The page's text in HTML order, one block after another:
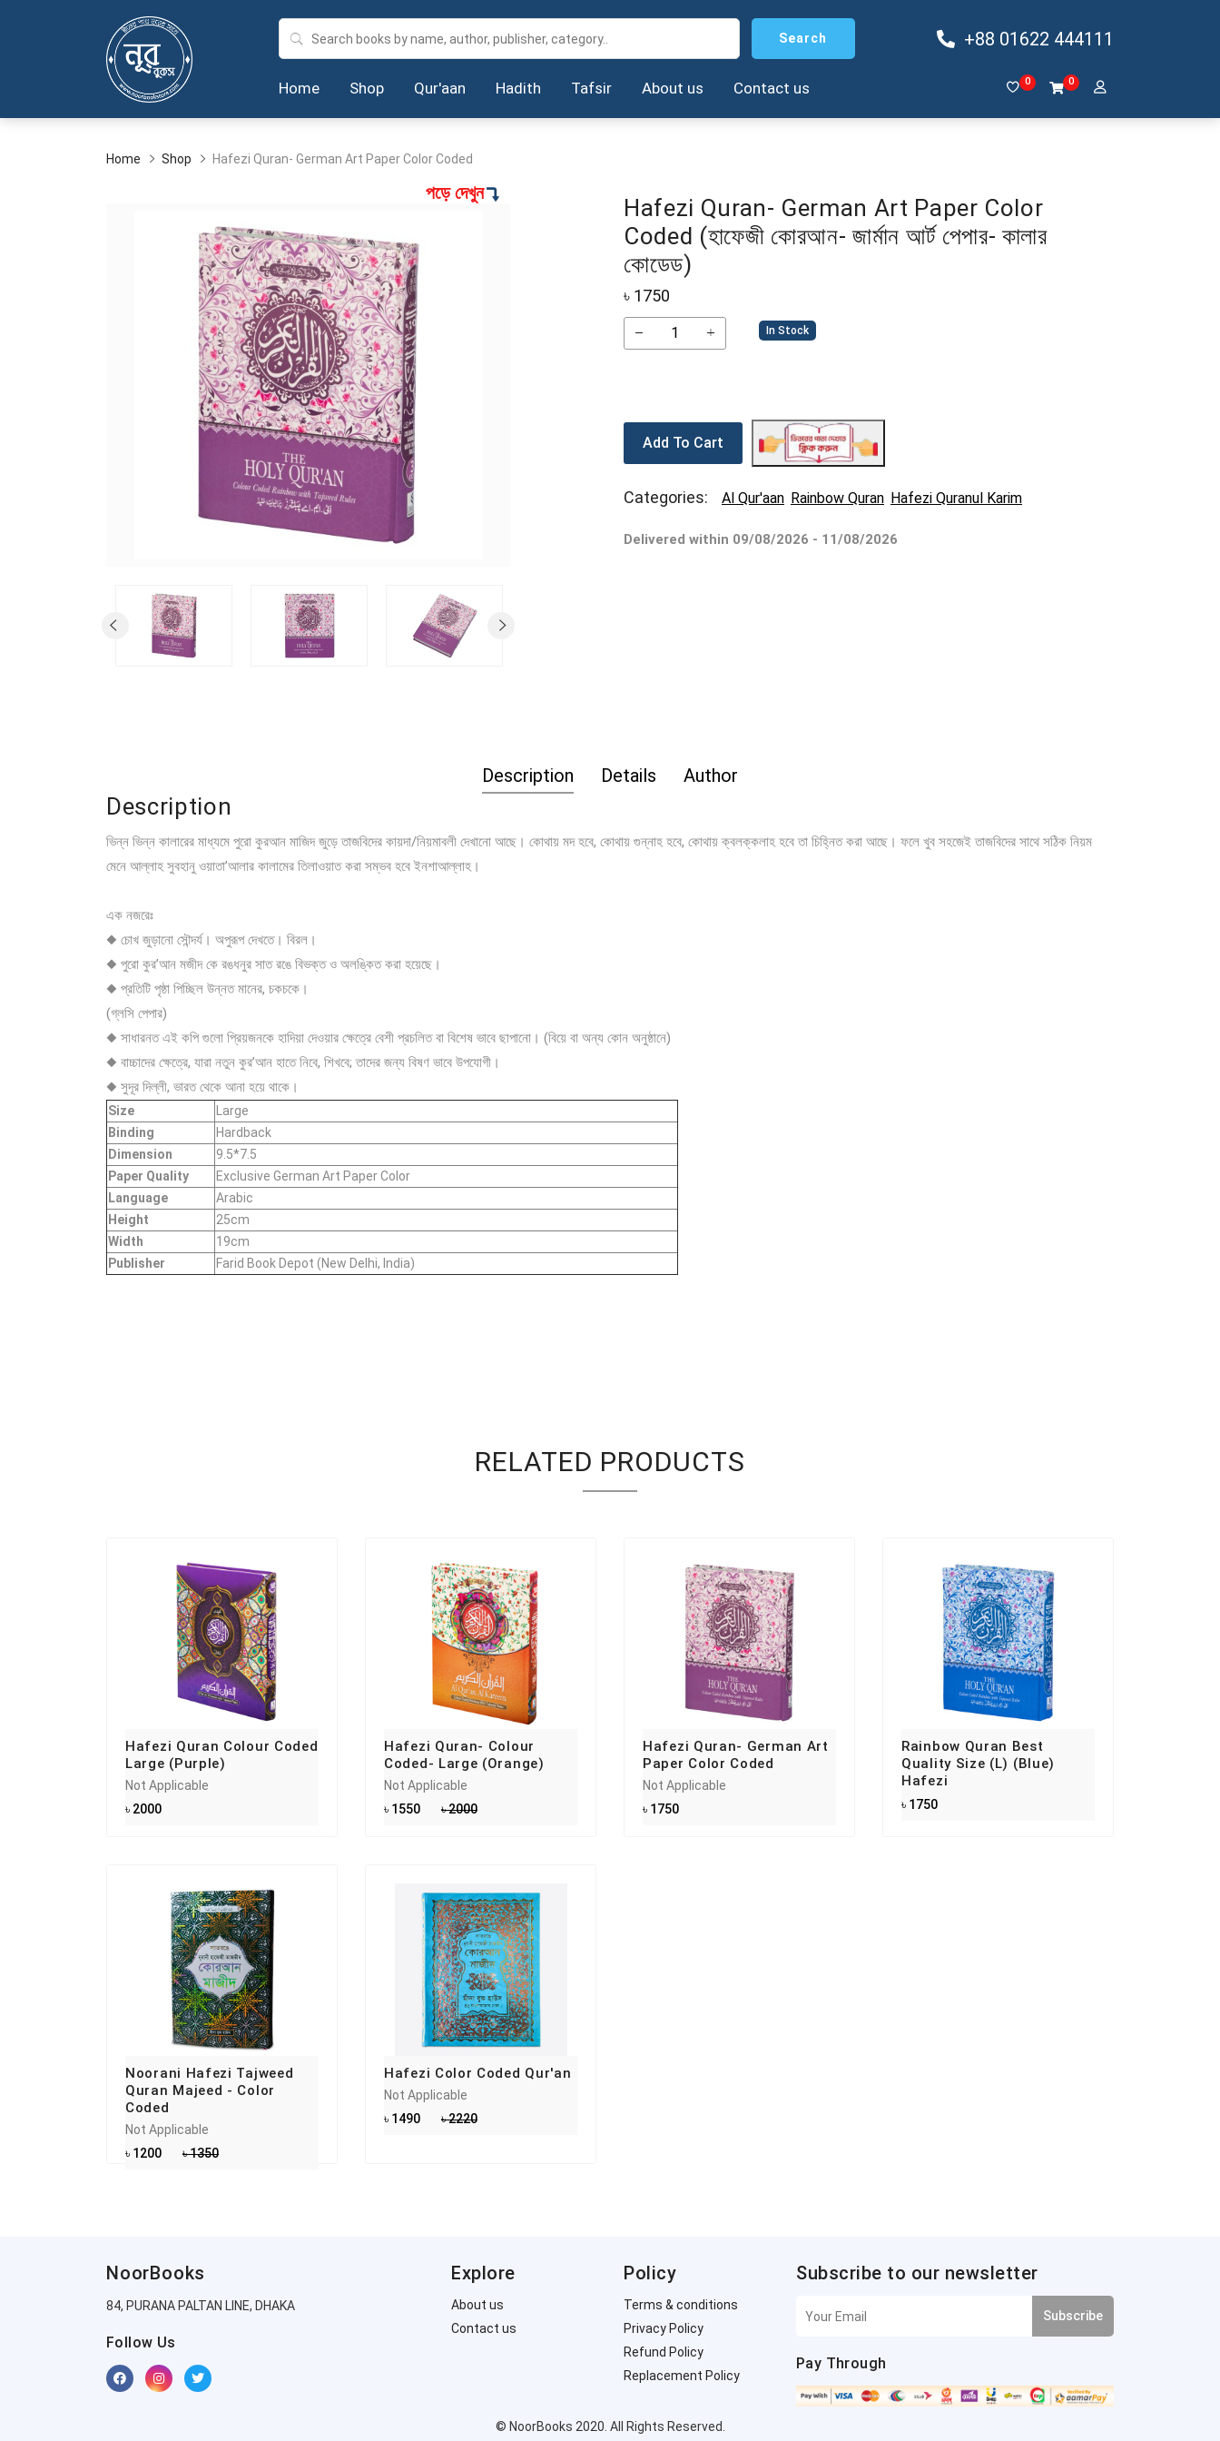
Search
Home Shop Qur'aan Hadith Tafsir About us Contact us
+88 01622 444111
0 0
Home Shop Hafezi Quran- German Art Paper Color Coded
পড়ে দেখুন
Hafezi Quran- German Art Paper Color
Coded (হাফেজী কোরআন- জার্মান আর্ট পেপার- কালার
কোডেড)
৳ 1750
In Stock
Add To Cart
Categories: Al Qur'aan Rainbow Quran Hafezi Quranul Karim
Delivered within 09/08/2026 - 11/08/2026
Description Details Author
Description
ভিন্ন ভিন্ন কালারের মাধ্যমে পুরো কুরআন মাজিদ জুড়ে তাজবিদের কায়দা/নিয়মাবলী দেখানো আছে। কোথায় মদ হবে, কোথায় গুন্নাহ হবে, কোথায় ক্বলক্কলাহ হবে তা চিহ্নিত করা আছে। ফলে খুব সহজেই তাজবিদের সাথে সঠিক নিয়ম
মেনে আল্লাহ সুবহানু ওয়াতা’আলার কালামের তিলাওয়াত করা সম্ভব হবে ইনশাআল্লাহ।
এক নজরেঃ
◆ চোখ জুড়ানো সৌন্দর্য। অপুরূপ দেখতে। বিরল।
◆ পুরো কুর’আন মজীদ কে রঙধনুর সাত রঙে বিভক্ত ও অলঙ্কিত করা হয়েছে।
◆ প্রতিটি পৃষ্ঠা পিচ্ছিল উন্নত মানের, চকচকে।
(গ্লসি পেপার)
◆ সাধারনত এই কপি গুলো প্রিয়জনকে হাদিয়া দেওয়ার ক্ষেত্রে বেশী প্রচলিত বা বিশেষ ভাবে ছাপানো। (বিয়ে বা অন্য কোন অনুষ্ঠানে)
◆ বাচ্চাদের ক্ষেত্রে, যারা নতুন কুর’আন হাতে নিবে, শিখবে; তাদের জন্য বিষণ ভাবে উপযোগী।
◆ সুদূর দিল্লী, ভারত থেকে আনা হয়ে থাকে।
Size
Large
Binding
Hardback
Dimension
9.5*7.5
Paper Quality
Exclusive German Art Paper Color
Language
Arabic
Height
25cm
Width
19cm
Publisher
Farid Book Depot (New Delhi, India)
RELATED PRODUCTS
Hafezi Quran Colour Coded
Large (Purple)
Not Applicable
৳ 2000
Hafezi Quran- Colour
Coded- Large (Orange)
Not Applicable
৳ 1550
৳ 2000
Hafezi Quran- German Art
Paper Color Coded
Not Applicable
৳ 1750
Rainbow Quran Best
Quality Size (L) (Blue)
Hafezi
৳ 1750
Noorani Hafezi Tajweed
Quran Majeed - Color
Coded
Not Applicable
৳ 1200
৳ 1350
Hafezi Color Coded Qur'an
Not Applicable
৳ 1490
৳ 2220
NoorBooks
84, PURANA PALTAN LINE, DHAKA
Follow Us
Explore
About us
Contact us
Policy
Terms & conditions
Privacy Policy
Refund Policy
Replacement Policy
Subscribe to our newsletter
Subscribe
Pay Through
© NoorBooks 2020. All Rights Reserved.